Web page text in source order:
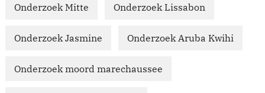
Onderzoek Mitte Onderzoek Lissabon
Onderzoek Jasmine Onderzoek Aruba Kwihi
Onderzoek moord marechaussee